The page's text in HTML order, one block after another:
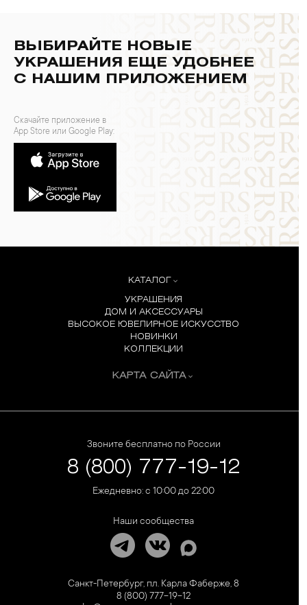
ВЫБИРАЙТЕ НОВЫЕ
УКРАШЕНИЯ ЕЩЕ УДОБНЕЕ
С НАШИМ ПРИЛОЖЕНИЕМ
Скачайте приложение в
App Store или Google Play:
КАТАЛОГ
УКРАШЕНИЯ
ДОМ И АКСЕССУАРЫ
ВЫСОКОЕ ЮВЕЛИРНОЕ ИСКУССТВО
НОВИНКИ
КОЛЛЕКЦИИ
КАРТА САЙТА
Звоните бесплатно по России
8 (800) 777-19-12
Ежедневно: с 10:00 до 22:00
Наши сообщества
Санкт-Петербург, пл. Карла Фаберже, 8
8 (800) 777-19-12